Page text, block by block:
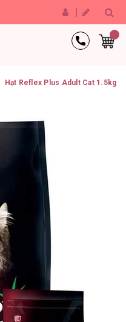
Hạt Reflex Plus Adult Cat 1.5kg